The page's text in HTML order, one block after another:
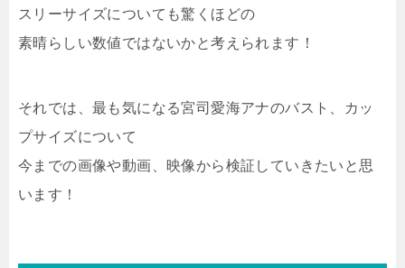
スリーサイズについても驚くほどの
素晴らしい数値ではないかと考えられます！
それでは、最も気になる宮司愛海アナのバスト、カッ
プサイズについて
今までの画像や動画、映像から検証していきたいと思
います！